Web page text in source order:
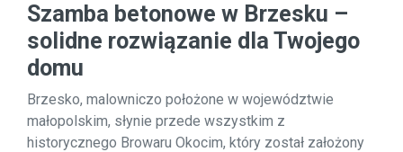
Szamba betonowe w Brzesku –
solidne rozwiązanie dla Twojego
domu
Brzesko, malowniczo położone w województwie
małopolskim, słynie przede wszystkim z
historycznego Browaru Okocim, który został założony